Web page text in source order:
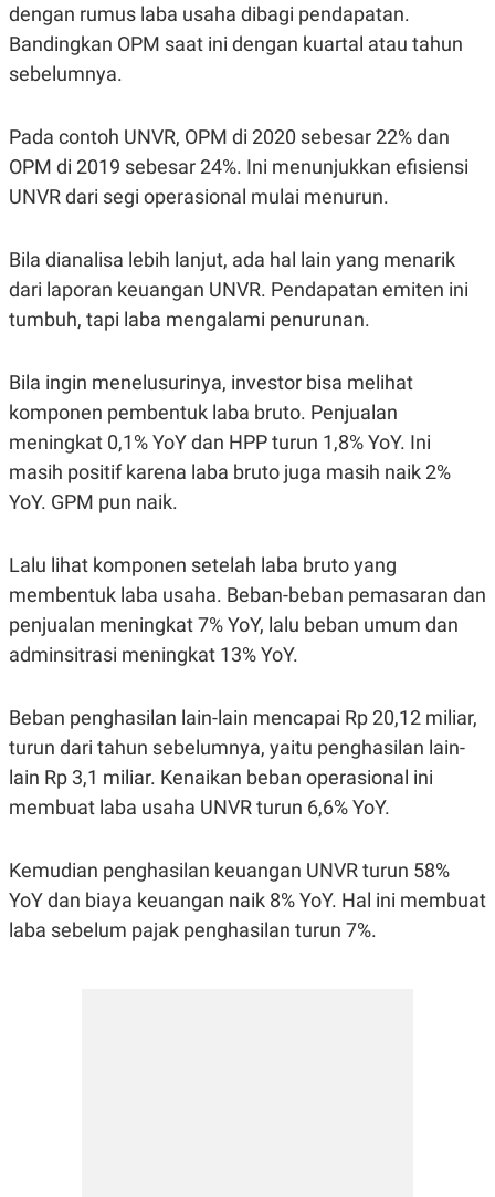
dengan rumus laba usaha dibagi pendapatan.
Bandingkan OPM saat ini dengan kuartal atau tahun
sebelumnya.
Pada contoh UNVR, OPM di 2020 sebesar 22% dan
OPM di 2019 sebesar 24%. Ini menunjukkan efisiensi
UNVR dari segi operasional mulai menurun.
Bila dianalisa lebih lanjut, ada hal lain yang menarik
dari laporan keuangan UNVR. Pendapatan emiten ini
tumbuh, tapi laba mengalami penurunan.
Bila ingin menelusurinya, investor bisa melihat
komponen pembentuk laba bruto. Penjualan
meningkat 0,1% YoY dan HPP turun 1,8% YoY. Ini
masih positif karena laba bruto juga masih naik 2%
YoY. GPM pun naik.
Lalu lihat komponen setelah laba bruto yang
membentuk laba usaha. Beban-beban pemasaran dan
penjualan meningkat 7% YoY, lalu beban umum dan
adminsitrasi meningkat 13% YoY.
Beban penghasilan lain-lain mencapai Rp 20,12 miliar,
turun dari tahun sebelumnya, yaitu penghasilan lain-
lain Rp 3,1 miliar. Kenaikan beban operasional ini
membuat laba usaha UNVR turun 6,6% YoY.
Kemudian penghasilan keuangan UNVR turun 58%
YoY dan biaya keuangan naik 8% YoY. Hal ini membuat
laba sebelum pajak penghasilan turun 7%.